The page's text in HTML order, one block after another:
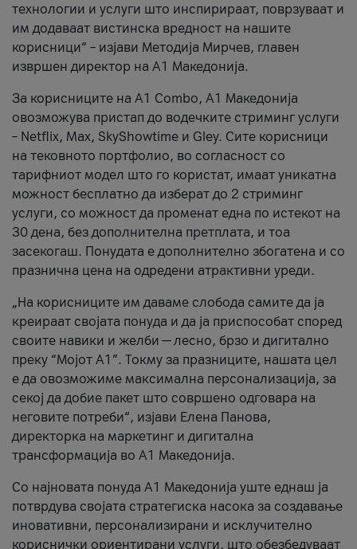
технологии и услуги што инспирираат, поврзуваат и
им додаваат вистинска вредност на нашите
корисници“ – изјави Методија Мирчев, главен
извршен директор на А1 Македонија.
За корисниците на A1 Combo, А1 Македонија
овозможува пристап до водечките стриминг услуги
– Netflix, Max, SkyShowtime и Gley. Сите корисници
на тековното портфолио, во согласност со
тарифниот модел што го користат, имаат уникатна
можност бесплатно да изберат до 2 стриминг
услуги, со можност да променат една по истекот на
30 дена, без дополнителна претплата, и тоа
засекогаш. Понудата е дополнително збогатена и со
празнична цена на одредени атрактивни уреди.
„На корисниците им даваме слобода самите да ја
креираат својата понуда и да ја приспособат според
своите навики и желби — лесно, брзо и дигитално
преку “Мојот А1”. Токму за празниците, нашата цел
е да овозможиме максимална персонализација, за
секој да добие пакет што совршено одговара на
неговите потреби“, изјави Елена Панова,
директорка на маркетинг и дигитална
трансформација во А1 Македонија.
Со најновата понуда А1 Македонија уште еднаш ја
потврдува својата стратегиска насока за создавање
иновативни, персонализирани и исклучително
кориснички ориентирани услуги, што обезбедуваат